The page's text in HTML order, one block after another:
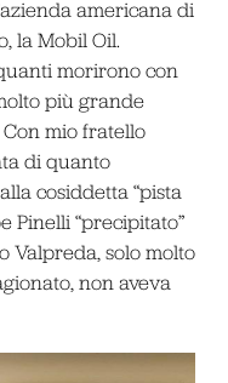
americana di
la Mobil Oil.
morirono con
più grande
mio fratello
di quanto
cosiddetta “pista
Pinelli “precipitato”
Valpreda, solo molto
non aveva